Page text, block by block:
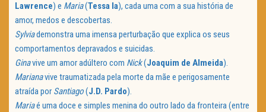
Lawrence) e Maria(Tessa Ia), cada uma com a sua história de
amor, medos e descobertas.
Sylviademonstra uma imensa perturbação que explica os seus
comportamentos depravados e suicidas.
Ginavive um amor adúltero com Nick(Joaquim de Almeida).
Marianavive traumatizada pela morte da mãe e perigosamente
atraída por Santiago(J.D. Pardo).
Mariaé uma doce e simples menina do outro lado da fronteira (entre